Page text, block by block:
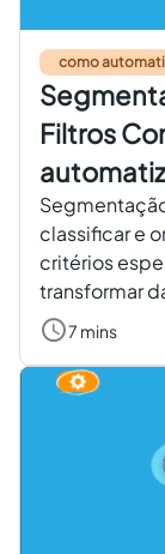
como
Filtros
classificar e
critérios
transformar
7 mins